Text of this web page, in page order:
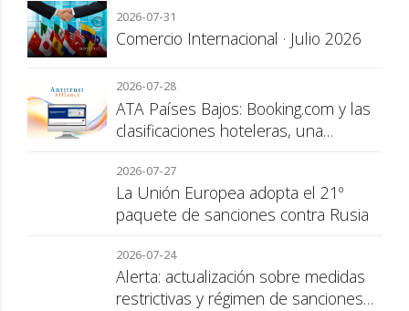
2026-07-31
Comercio Internacional · Julio 2026
2026-07-28
ATA Países Bajos: Booking.com y las
clasificaciones hoteleras, una
consumidor
2026-07-27
La Unión Europea adopta el 21º
paquete de sanciones contra Rusia
2026-07-24
Alerta: actualización sobre medidas
restrictivas y régimen de sanciones